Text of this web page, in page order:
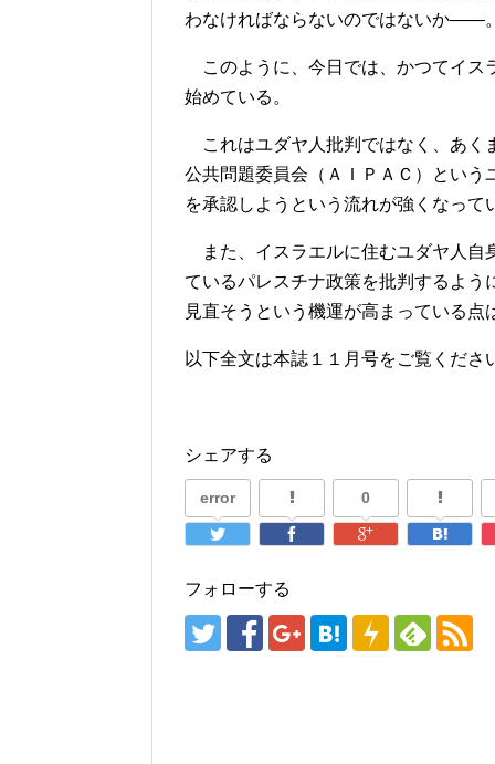
わなければならないのではないか――
このように、今日では、かつてイス
始めている。
これはユダヤ人批判ではなく、あく
公共問題委員会（ＡＩＰＡＣ）とい
を承認しようという流れが強くなって
また、イスラエルに住むユダヤ人自
ているパレスチナ政策を批判するよ
見直そうという機運が高まっている
以下全文は本誌１１月号をご覧くださ
シェアする
error 0
フォローする